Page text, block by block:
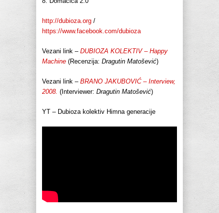
http://dubioza.org /
https://www.facebook.com/dubioza
Vezani link – DUBIOZA KOLEKTIV – Happy
Machine (Recenzija: Dragutin Matošević)
Vezani link – BRANO JAKUBOVIĆ – Interview,
2008. (Interviewer: Dragutin Matošević)
YT – Dubioza kolektiv Himna generacije